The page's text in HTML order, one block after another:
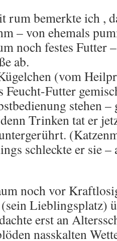
rum bemerkte ich ,
– von ehemals
noch festes Futter
ab.
(vom
Feucht-Futter
stehen
Trinken tat er
schleckte er sie –
noch vor
Lieblingsplatz)
erst an
nasskalten